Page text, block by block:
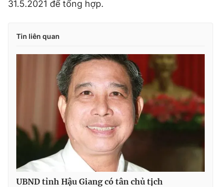
Phó tổng biên tập: Lâm Hiếu Dũng
Giấy phép xuất bản số 110/GP - BTTTT cấp ngày 24.3.2020
chép dưới mọi hình thức nếu không có sự chấp thuận bằng văn
bản. Phát triển bởi ePi Technologies, JSC.
31.5.2021 để tổng hợp.
Tin liên quan
UBND tỉnh Hậu Giang có tân chủ tịch